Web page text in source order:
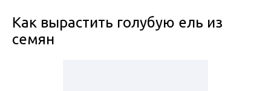
Как вырастить голубую ель из
семян